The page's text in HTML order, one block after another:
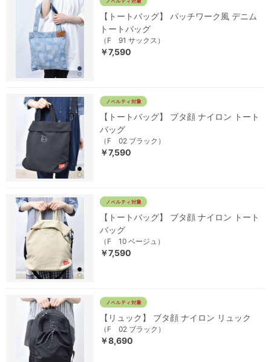
【トートバッグ】 パッチワーク風 デニム
トートバッグ
（F 91 サックス）
￥7,590
【トートバッグ】 ブタ顔 ナイロン トート
バッグ
（F 02 ブラック）
￥7,590
【トートバッグ】 ブタ顔 ナイロン トート
バッグ
（F 10 ベージュ）
￥7,590
【リュック】 ブタ顔 ナイロン リュック
（F 02 ブラック）
￥8,690